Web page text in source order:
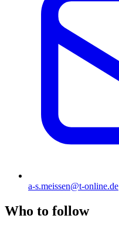
a-s.meissen@t-online.de
Who to follow